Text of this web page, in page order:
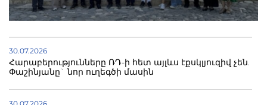
30.07.2026
Հարաբերությունները ՌԴ-ի հետ այլևս էքսկլյուզիվ չեն.
Փաշինյանը` նոր ուղեգծի մասին